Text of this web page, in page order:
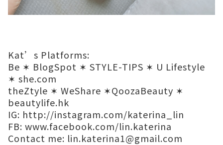
Kat’s Platforms:
Be ✶ BlogSpot ✶ STYLE-TIPS ✶ U Lifestyle
✶ she.com
theZtyle ✶ WeShare ✶QoozaBeauty ✶
beautylife.hk
IG: http://instagram.com/katerina_lin
FB: www.facebook.com/lin.katerina
Contact me: lin.katerina1@gmail.com